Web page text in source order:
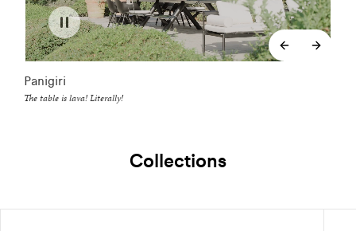
Panigiri
The table is lava! Literally!
Collections